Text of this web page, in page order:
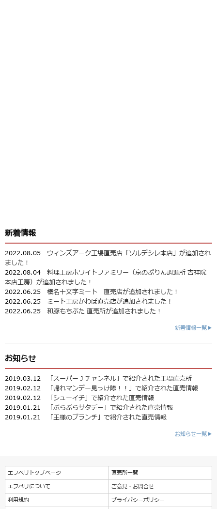
新着情報
2022.08.05 ウィンズアーク工場直売店「ソルデシレ本店」が追加され
ました！
2022.08.04 料理工房ホワイトファミリー（京のぷりん調進所 吉祥院
本店工房）が追加されました！
2022.06.25 榛名十文字ミート 直売店が追加されました！
2022.06.25 ミート工房かわば直売店が追加されました！
2022.06.25 和豚もちぶた 直売所が追加されました！
新着情報一覧▶
お知らせ
2019.03.12
「スーパーＪチャンネル」で紹介された工場直売所
2019.02.12
「帰れマンデー見っけ隊！！」で紹介された直売情報
2019.02.12
「シューイチ」で紹介された直売情報
2019.01.21
「ぶらぶらサタデー」で紹介された直売情報
2019.01.21
「王様のブランチ」で紹介された直売情報
お知らせ一覧▶
エフペリトップページ
直売所一覧
エフペリについて
ご意見・お問合せ
利用規約
プライバシーポリシー